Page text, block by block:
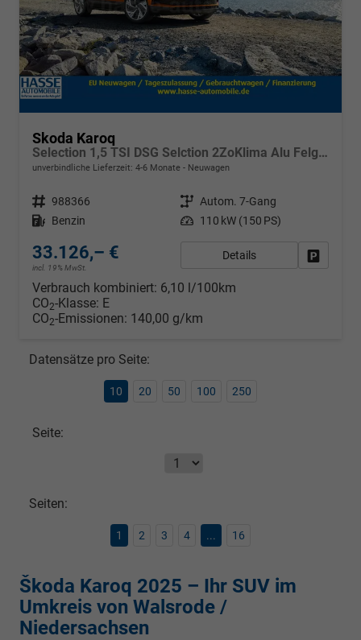
Skoda Karoq
Selection 1,5 TSI DSG Selction 2ZoKlima Alu Felgen 5J Garantie Sitzheizung LED Scheinwerfer Tempomat
unverbindliche Lieferzeit: 4-6 Monate Neuwagen
Fahrzeugnr. 988366 Getriebe Autom. 7-Gang
Kraftstoff Benzin Leistung 110 kW (150 PS)
33.126,– €
incl. 19% MwSt.
Details
Verbrauch kombiniert: 6,10 l/100km
CO2-Klasse: E
CO2-Emissionen: 140,00 g/km
Datensätze pro Seite:
10 20 50 100 250
Seite:
Seiten:
1 2 3 4 ... 16
Škoda Karoq 2025 – Ihr SUV im
Umkreis von Walsrode /
Niedersachsen